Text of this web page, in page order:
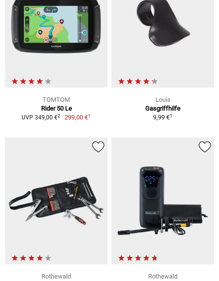
TOMTOM
Rider 50 Le
UVP 349,00 €2 299,00 €1
Louis
Gasgriffhilfe
9,99 €1
Rothewald
Rothewald